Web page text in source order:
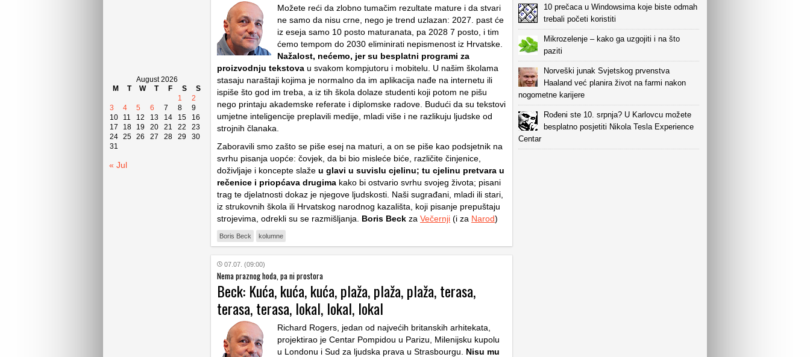
August 2026
M
T W T F S
S
1
2
3
4 5 6 7 8
9
10
11 12 13 14 15
16
17
18 19 20 21 22
23
24 25 26 27 28 29
30
31
« Jul
Možete reći da zlobno tumačim rezultate mature i da stvari
ne samo da nisu crne, nego je trend uzlazan: 2027. past će
iz eseja samo 10 posto maturanata, pa 2028 7 posto, i tim
ćemo tempom do 2030 eliminirati nepismenost iz Hrvatske.
Nažalost, nećemo, jer su besplatni programi za
proizvodnju tekstova u svakom kompjutoru i mobitelu. U našim školama
stasaju naraštaji kojima je normalno da im aplikacija nađe na internetu ili
ispiše što god im treba, a iz tih škola dolaze studenti koji potom ne pišu
nego printaju akademske referate i diplomske radove. Budući da su tekstovi
umjetne inteligencije preplavili medije, mladi više i ne razlikuju ljudske od
strojnih članaka.
Zaboravili smo zašto se piše esej na maturi, a on se piše kao podsjetnik na
svrhu pisanja uopće: čovjek, da bi bio misleće biće, različite činjenice,
doživljaje i koncepte slaže u glavi u suvislu cjelinu; tu cjelinu pretvara u
rečenice i priopćava drugima kako bi ostvario svrhu svojeg života; pisani
trag te djelatnosti dokaz je njegove ljudskosti. Naši sugrađani, mladi ili stari,
iz strukovnih škola ili Hrvatskog narodnog kazališta, koji pisanje prepuštaju
strojevima, odrekli su se razmišljanja. Boris Beck za Večernji (i za Narod)
Boris Beck kolumne
07.07. (09:00)
Nema praznog hoda, pa ni prostora
Beck: Kuća, kuća, kuća, plaža, plaža, plaža, terasa,
terasa, terasa, lokal, lokal, lokal
Richard Rogers, jedan od najvećih britanskih arhitekata,
projektirao je Centar Pompidou u Parizu, Milenijsku kupolu
u Londonu i Sud za ljudska prava u Strasbourgu.
Nisu mu
10 prečaca u Windowsima koje biste odmah
trebali početi koristiti
Mikrozelenje – kako ga uzgojiti i na što
paziti
Norveški junak Svjetskog prvenstva
Haaland već planira život na farmi nakon
nogometne karijere
Rođeni ste 10. srpnja? U Karlovcu možete
besplatno posjetiti Nikola Tesla Experience
Centar